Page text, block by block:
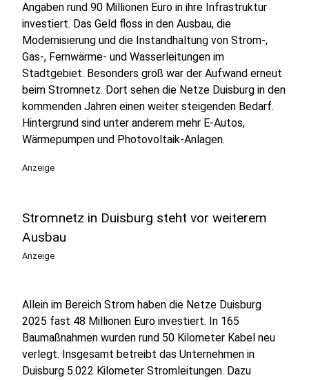
Angaben rund 90 Millionen Euro in ihre Infrastruktur
investiert. Das Geld floss in den Ausbau, die
Modernisierung und die Instandhaltung von Strom-,
Gas-, Fernwärme- und Wasserleitungen im
Stadtgebiet. Besonders groß war der Aufwand erneut
beim Stromnetz. Dort sehen die Netze Duisburg in den
kommenden Jahren einen weiter steigenden Bedarf.
Hintergrund sind unter anderem mehr E-Autos,
Wärmepumpen und Photovoltaik-Anlagen.
Anzeige
Stromnetz in Duisburg steht vor weiterem
Ausbau
Anzeige
Allein im Bereich Strom haben die Netze Duisburg
2025 fast 48 Millionen Euro investiert. In 165
Baumaßnahmen wurden rund 50 Kilometer Kabel neu
verlegt. Insgesamt betreibt das Unternehmen in
Duisburg 5.022 Kilometer Stromleitungen. Dazu